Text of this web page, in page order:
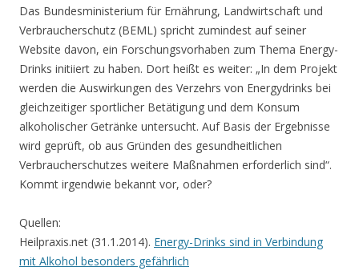
Das Bundesministerium für Ernährung, Landwirtschaft und
Verbraucherschutz (BEML) spricht zumindest auf seiner
Website davon, ein Forschungsvorhaben zum Thema Energy-
Drinks initiiert zu haben. Dort heißt es weiter: „In dem Projekt
werden die Auswirkungen des Verzehrs von Energydrinks bei
gleichzeitiger sportlicher Betätigung und dem Konsum
alkoholischer Getränke untersucht. Auf Basis der Ergebnisse
wird geprüft, ob aus Gründen des gesundheitlichen
Verbraucherschutzes weitere Maßnahmen erforderlich sind“.
Kommt irgendwie bekannt vor, oder?
Quellen:
Heilpraxis.net (31.1.2014). Energy-Drinks sind in Verbindung
mit Alkohol besonders gefährlich